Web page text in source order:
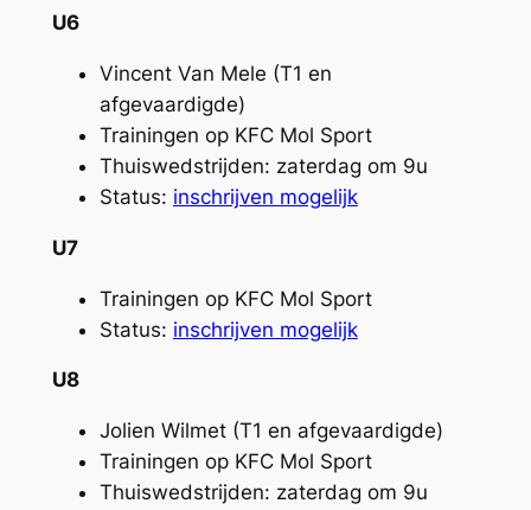
U6
Vincent Van Mele (T1 en
afgevaardigde)
Trainingen op KFC Mol Sport
Thuiswedstrijden: zaterdag om 9u
Status: inschrijven mogelijk
U7
Trainingen op KFC Mol Sport
Status: inschrijven mogelijk
U8
Jolien Wilmet (T1 en afgevaardigde)
Trainingen op KFC Mol Sport
Thuiswedstrijden: zaterdag om 9u